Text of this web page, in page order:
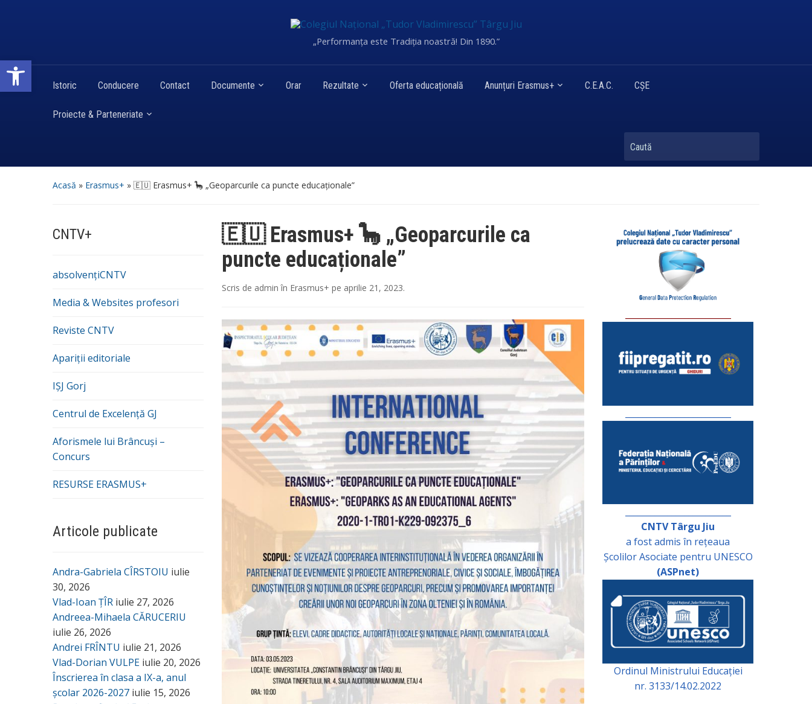
Deschide bara de unelte
„Performanța este Tradiția noastră! Din 1890.”
Istoric Conducere Contact Documente Orar Rezultate Oferta educațională Anunțuri Erasmus+ C.E.A.C. CȘE
Proiecte & Parteneriate
Caută
Acasă » Erasmus+ » 🇪🇺 Erasmus+ 🦕 „Geoparcurile ca puncte educaționale”
CNTV+
absolvențiCNTV
Media & Websites profesori
Reviste CNTV
Apariții editoriale
IȘJ Gorj
Centrul de Excelență GJ
Aforismele lui Brâncuși –
Concurs
RESURSE ERASMUS+
Articole publicate
Andra-Gabriela CÎRSTOIU iulie
30, 2026
Vlad-Ioan ȚÎR iulie 27, 2026
Andreea-Mihaela CĂRUCERIU
iulie 26, 2026
Andrei FRÎNTU iulie 21, 2026
Vlad-Dorian VULPE iulie 20, 2026
Înscrierea în clasa a IX-a, anul
școlar 2026-2027 iulie 15, 2026
🇪🇺 Erasmus+ 🦕 „Geoparcurile ca
puncte educaționale”
Scris de admin în Erasmus+ pe aprilie 21, 2023.
CNTV Târgu Jiu
a fost admis în rețeaua
Școlilor Asociate pentru UNESCO
(ASPnet)
Ordinul Ministrului Educației
nr. 3133/14.02.2022